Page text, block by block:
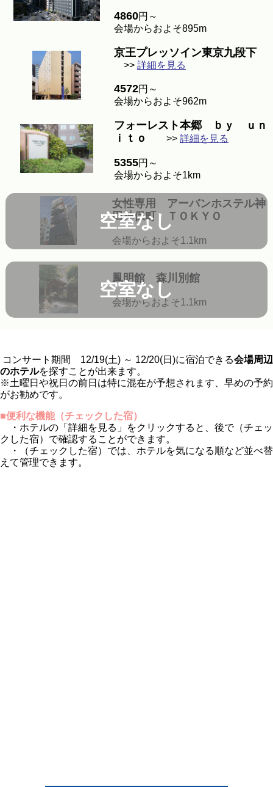
4860円～
会場からおよそ895m
京王プレッソイン東京九段下
>> 詳細を見る
4572円～
会場からおよそ962m
フォーレスト本郷 ｂｙ ｕｎ
ｉｔｏ
>> 詳細を見る
5355円～
会場からおよそ1km
空室なし
女性専用 アーバンホステル神
田神保町 ＴＯＫＹＯ
会場からおよそ1.1km
空室なし
鳳明館 森川別館
会場からおよそ1.1km
コンサート期間 12/19(土) ～ 12/20(日)に宿泊できる会場周辺
のホテルを探すことが出来ます。
※土曜日や祝日の前日は特に混在が予想されます、早めの予約
がお勧めです。
■便利な機能（チェックした宿）
・ホテルの「詳細を見る」をクリックすると、後で（チェッ
クした宿）で確認することができます。
・（チェックした宿）では、ホテルを気になる順など並べ替
えて管理できます。